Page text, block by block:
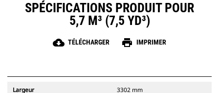
SPÉCIFICATIONS PRODUIT POUR
5,7 M³ (7,5 YD³)
cloud_download TÉLÉCHARGER print IMPRIMER
Largeur 3302 mm